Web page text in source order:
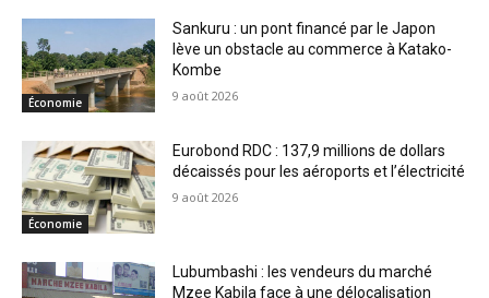
Économie
Sankuru : un pont financé par le Japon
lève un obstacle au commerce à Katako-
Kombe
9 août 2026
Économie
Eurobond RDC : 137,9 millions de dollars
décaissés pour les aéroports et l’électricité
9 août 2026
Lubumbashi : les vendeurs du marché
Mzee Kabila face à une délocalisation